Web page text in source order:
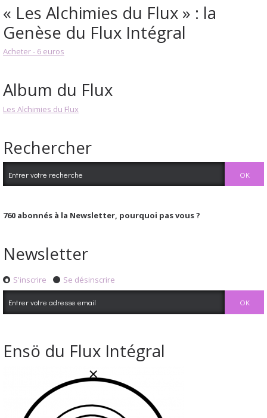
« Les Alchimies du Flux » : la
Genèse du Flux Intégral
Acheter - 6 euros
Album du Flux
Les Alchimies du Flux
Rechercher
760 abonnés à la Newsletter, pourquoi pas vous ?
Newsletter
S'inscrire Se désinscrire
Ensö du Flux Intégral